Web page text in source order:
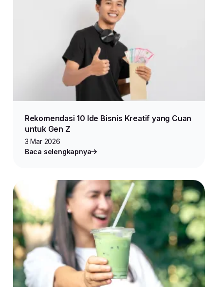
Rekomendasi 10 Ide Bisnis Kreatif yang Cuan
untuk Gen Z
3 Mar 2026
Baca selengkapnya